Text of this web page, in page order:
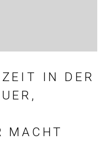
IN DER
MACHT